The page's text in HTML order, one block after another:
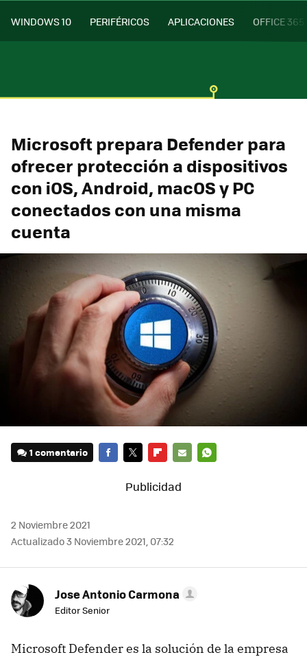
WINDOWS 10 PERIFÉRICOS APLICACIONES OFFICE 365
Microsoft prepara Defender para
ofrecer protección a dispositivos
con iOS, Android, macOS y PC
conectados con una misma
cuenta
1 comentario
MAIL
2 Noviembre 2021
Actualizado 3 Noviembre 2021, 07:32
Jose Antonio Carmona
Editor Senior
Microsoft Defender es la solución de la empresa